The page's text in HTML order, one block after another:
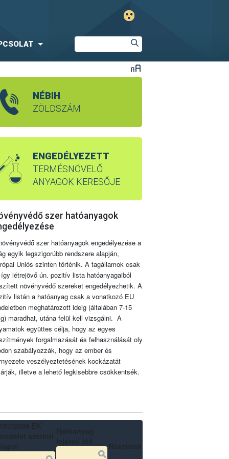
NÉBIH
ZÖLDSZÁM
ENGEDÉLYEZETT
TERMÉSNÖVELŐ
ANYAGOK KERESŐJE
szer hatóanyagok
szer hatóanyagok engedélyezése a
egyik legszigorúbb rendszere alapján,
Uniós szinten történik. A tagállamok csak
létrejövő ún. pozitív lista hatóanyagaiból
növényvédő szereket engedélyezhetik. A
listán a hatóanyag csak a vonatkozó EU
meghatározott ideig (általában 7-15
maradhat, utána felül kell vizsgálni. A
együttes célja, hogy az egyes
forgalmazását és felhasználását oly
szabályozzák, hogy az ember és
veszélyeztetésének kockázatát
illetve a lehető legkisebbre csökkentsék.